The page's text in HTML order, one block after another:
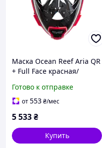
Маска Ocean Reef Aria QR
+ Full Face красная/
запотевает дыхание
носом (501610ALP) для
Готово к отправке
от553₴/мес
5 533₴
Купить